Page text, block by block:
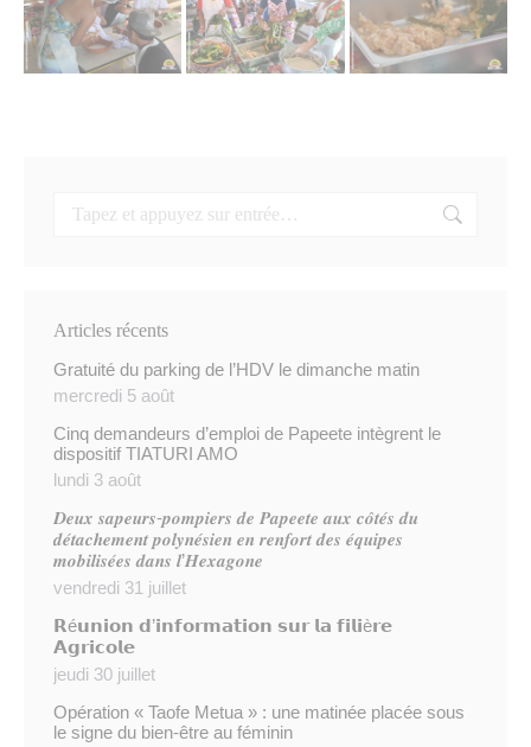
Articles récents
Gratuité du parking de l’HDV le dimanche matin
mercredi 5 août
Cinq demandeurs d’emploi de Papeete intègrent le
dispositif TIATURI AMO
lundi 3 août
𝑫𝒆𝒖𝒙 𝒔𝒂𝒑𝒆𝒖𝒓𝒔-𝒑𝒐𝒎𝒑𝒊𝒆𝒓𝒔 𝒅𝒆 𝑷𝒂𝒑𝒆𝒆𝒕𝒆 𝒂𝒖𝒙 𝒄𝒐̂𝒕𝒆́𝒔 𝒅𝒖
𝒅𝒆́𝒕𝒂𝒄𝒉𝒆𝒎𝒆𝒏𝒕 𝒑𝒐𝒍𝒚𝒏𝒆́𝒔𝒊𝒆𝒏 𝒆𝒏 𝒓𝒆𝒏𝒇𝒐𝒓𝒕 𝒅𝒆𝒔 𝒆́𝒒𝒖𝒊𝒑𝒆𝒔
𝒎𝒐𝒃𝒊𝒍𝒊𝒔𝒆́𝒆𝒔 𝒅𝒂𝒏𝒔 𝒍’𝑯𝒆𝒙𝒂𝒈𝒐𝒏𝒆
vendredi 31 juillet
𝗥é𝘂𝗻𝗶𝗼𝗻 𝗱’𝗶𝗻𝗳𝗼𝗿𝗺𝗮𝘁𝗶𝗼𝗻 𝘀𝘂𝗿 𝗹𝗮 𝗳𝗶𝗹𝗶è𝗿𝗲
𝗔𝗴𝗿𝗶𝗰𝗼𝗹𝗲
jeudi 30 juillet
Opération « Taofe Metua » : une matinée placée sous
le signe du bien-être au féminin